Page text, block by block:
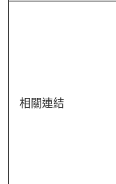
相關連結